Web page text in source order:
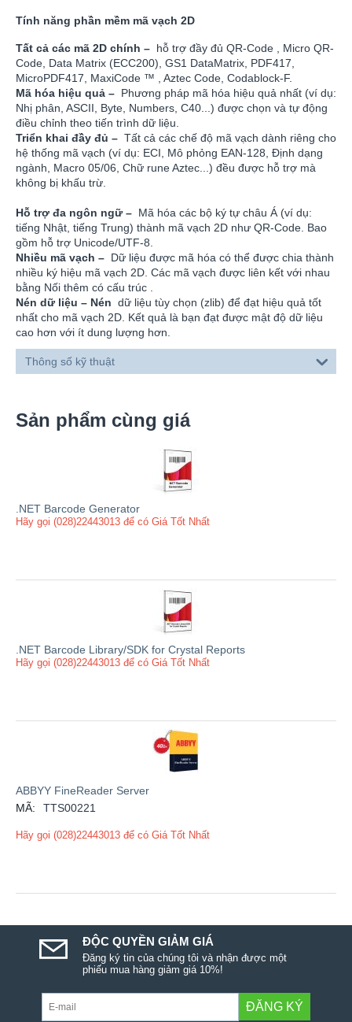
Tính năng phần mềm mã vạch 2D
Tất cả các mã 2D chính – hỗ trợ đầy đủ QR-Code , Micro QR-
Code, Data Matrix (ECC200), GS1 DataMatrix, PDF417,
MicroPDF417, MaxiCode ™ , Aztec Code, Codablock-F.
Mã hóa hiệu quả – Phương pháp mã hóa hiệu quả nhất (ví dụ:
Nhị phân, ASCII, Byte, Numbers, C40...) được chọn và tự động
điều chỉnh theo tiến trình dữ liệu.
Triển khai đầy đủ – Tất cả các chế độ mã vạch dành riêng cho
hệ thống mã vạch (ví dụ: ECI, Mô phỏng EAN-128, Định dạng
ngành, Macro 05/06, Chữ rune Aztec...) đều được hỗ trợ mà
không bị khấu trừ.
Hỗ trợ đa ngôn ngữ – Mã hóa các bộ ký tự châu Á (ví dụ:
tiếng Nhật, tiếng Trung) thành mã vạch 2D như QR-Code. Bao
gồm hỗ trợ Unicode/UTF-8.
Nhiều mã vạch – Dữ liệu được mã hóa có thể được chia thành
nhiều ký hiệu mã vạch 2D. Các mã vạch được liên kết với nhau
bằng Nối thêm có cấu trúc .
Nén dữ liệu – Nén dữ liệu tùy chọn (zlib) để đạt hiệu quả tốt
nhất cho mã vạch 2D. Kết quả là bạn đạt được mật độ dữ liệu
cao hơn với ít dung lượng hơn.
Thông số kỹ thuật
Sản phẩm cùng giá
.NET Barcode Generator
Hãy gọi (028)22443013 để có Giá Tốt Nhất
.NET Barcode Library/SDK for Crystal Reports
Hãy gọi (028)22443013 để có Giá Tốt Nhất
ABBYY FineReader Server
MÃ:
TTS00221
Hãy gọi (028)22443013 để có Giá Tốt Nhất
ĐỘC QUYỀN GIẢM GIÁ
Đăng ký tin của chúng tôi và nhận được một
phiếu mua hàng giảm giá 10%!
ĐĂNG KÝ